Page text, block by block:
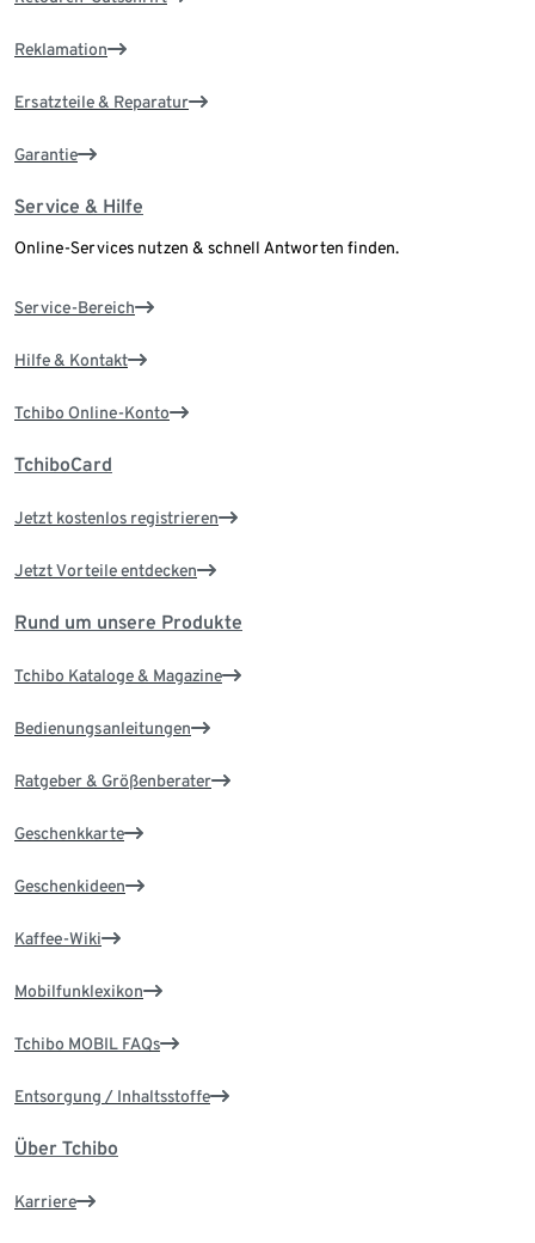
Reklamation
Ersatzteile & Reparatur
Garantie
Service & Hilfe
Online-Services nutzen & schnell Antworten finden.
Service-Bereich
Hilfe & Kontakt
Tchibo Online-Konto
TchiboCard
Jetzt kostenlos registrieren
Jetzt Vorteile entdecken
Rund um unsere Produkte
Tchibo Kataloge & Magazine
Bedienungsanleitungen
Ratgeber & Größenberater
Geschenkkarte
Geschenkideen
Kaffee-Wiki
Mobilfunklexikon
Tchibo MOBIL FAQs
Entsorgung / Inhaltsstoffe
Über Tchibo
Karriere